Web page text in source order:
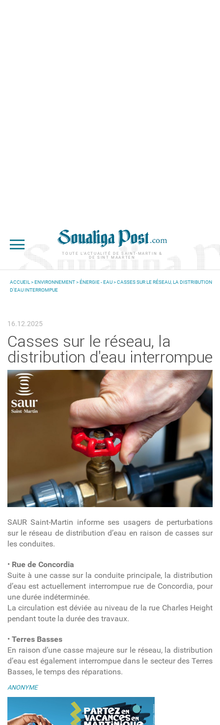
TOUTE L'ACTUALITÉ DE SAINT-MARTIN &
DE SINT MAARTEN
VOUS ÊTES ICI
ACCUEIL >ENVIRONNEMENT>ÉNERGIE - EAU> CASSES SUR LE RÉSEAU, LA DISTRIBUTION
D'EAU INTERROMPUE
16.12.2025
Casses sur le réseau, la
distribution d'eau interrompue
SAUR Saint-Martin informe ses usagers de perturbations
sur le réseau de distribution d’eau en raison de casses sur
les conduites.
• Rue de Concordia
Suite à une casse sur la conduite principale, la distribution
d’eau est actuellement interrompue rue de Concordia, pour
une durée indéterminée.
La circulation est déviée au niveau de la rue Charles Height
pendant toute la durée des travaux.
• Terres Basses
En raison d’une casse majeure sur le réseau, la distribution
d’eau est également interrompue dans le secteur des Terres
Basses, le temps des réparations.
ANONYME